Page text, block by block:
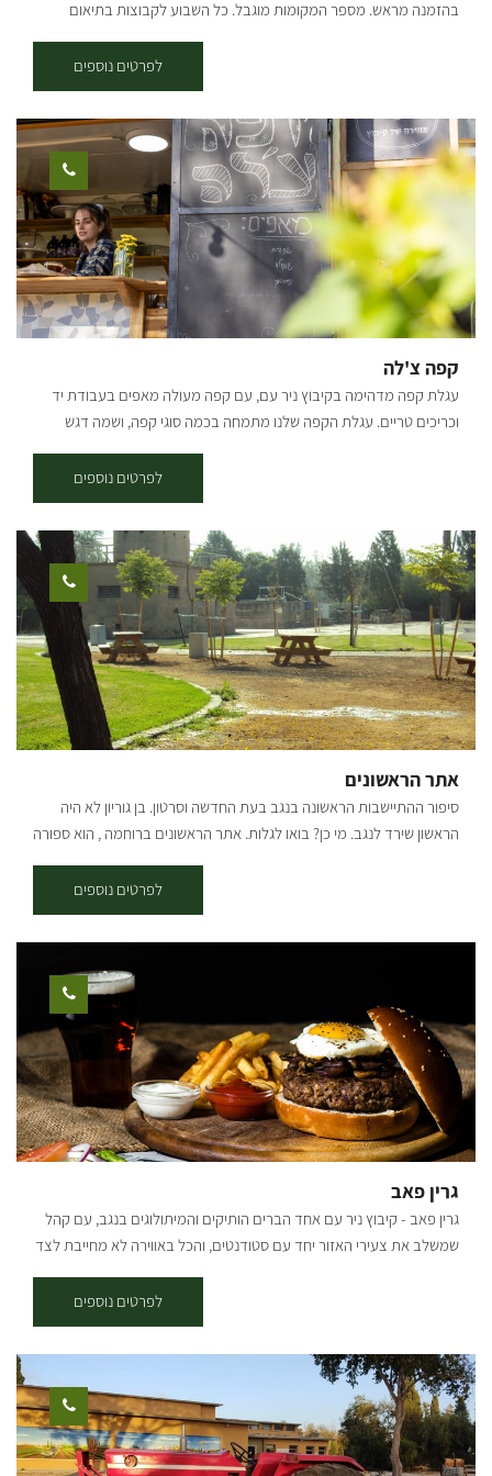
בהזמנה מראש. מספר המקומות מוגבל. כל השבוע לקבוצות בתיאום
סוגי הבשרים ומה מתאים למי - הסברים על אופן ההכנה - הסברים ועשיה
משותפת בהכנת צ'ימיצ'ורי, לחם שום, קאיפיריניה ולשים את הכל על האש.
- כל ההסברים וההכנות נעשים מול המשתתפים וחלקם בהשתתפותם
הפעילה. במהלך הסדנה "מנשנשים" לחם שום שהכנו במקום, חזה עוף
בצ'ילי מתוק, קבבים וכל זה כדי להתלוות לשתיית הקאיפיריניה. אחרי כל
ההסברים, הכנות ושתיה עוברים לחלק העיקרי, ארוחה בשרית
הכוללת:אנטריקוט מיושן, פיקניה ,(תלוי זמינות), אסאדו ללא עצם (לכמות
משתתפים של 15+ איש) פרגיות, צ'וריסוס, סלטים, אורז ושעועית שחורה
(מאכל ברזילאי טיפוסי). כל הסדנה מלווה בהסברים על הנעשה, הלמה
והכמה ... כל המוצרים והציוד של הסדנה הינם כשרים. בימי שישי ושבת
מוזמנים להגיע ולהנות מארוחת אסאדו, בתיאום מראש
לפרטים נוספים
קפה צ'לה
עגלת קפה מדהימה בקיבוץ ניר עם, עם קפה מעולה מאפים בעבודת יד
וכריכים טריים. עגלת הקפה שלנו מתמחה בכמה סוגי קפה, ושמה דגש
הקולינרית שתמצאו אצלנו, תוכלו גם לחוות את השלווה שמעניק הקיבוץ
ids="30203,30201,30199,30197,30195,30193,30191,30189"
orderby="rand"]
לפרטים נוספים
אתר הראשונים
סיפור ההתיישבות הראשונה בנגב בעת החדשה וסרטון. בן גוריון לא היה
הראשון שירד לנגב. מי כן? בואו לגלות. אתר הראשונים ברוחמה , הוא ספורה
העליות. קצת ניימדרופינג: יוסף לישנסקי, צפורה זייד, ביקר לורנס איש ערב
ועוד. 3 פעמים נהרסה חוות רוחמה ו- 4 פעמים הוקמה מחדש. את ספורה
המיוחד של החווה, הבאר ותולדות רוחמה מאז ועד היום אפשר לשמוע
במקום בתאום מראש ובתשלום. האתר פתוח ורגלית אפשר להכנס אליו
בכל זמן. שירותים במקום, נגישות לנכים כלים חקלאיים משנות ה – 50
ומקום בעל קסם מיוחד.
לפרטים נוספים
גרין פאב
גרין פאב - קיבוץ ניר עם אחד הברים הותיקים והמיתולוגים בנגב, עם קהל
שמשלב את צעירי האזור יחד עם סטודנטים, והכל באווירה לא מחייבת לצד
מטבח מפנק עם מנות מגוונות, בר משקאות עשיר, מוזיקה טובה הופעות
לפרטים נוספים